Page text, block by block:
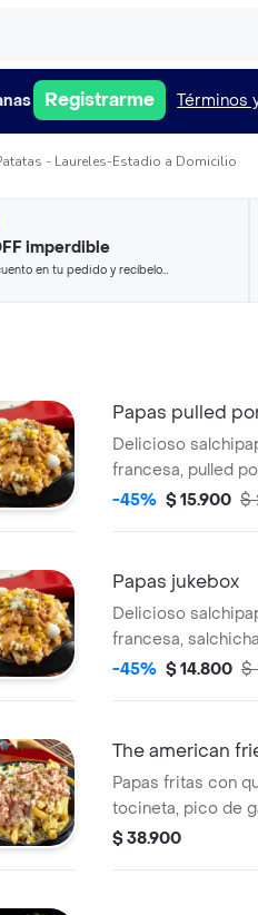
Registrarme Términos
- Laureles-Estadio a Domicilio
imperdible
en tu pedido y recíbelo
Papas pulled
Delicioso
francesa, pulled
guacamole, maíz
-45% $ 15.900 $
Papas jukebox
Delicioso
francesa,
pico de gallo,
-45% $ 14.800 $
The american
Papas fritas con
tocineta, pico de
codorniz.
$ 38.900